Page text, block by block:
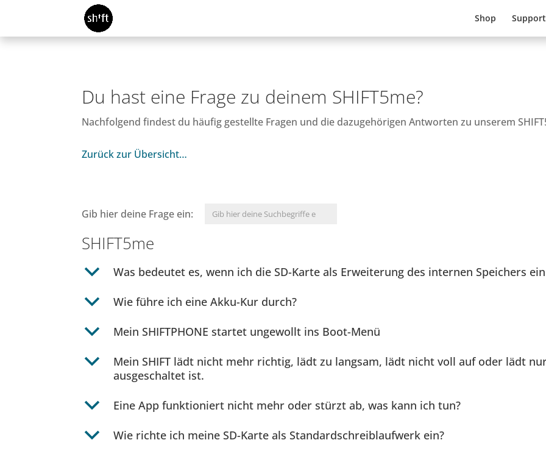
Shop Support
Du hast eine Frage zu deinem SHIFT5me?
Nachfolgend findest du häufig gestellte Fragen und die dazugehörigen Antworten zu unserem
Zurück zur Übersicht…
Gib hier deine Frage ein:
SHIFT5me
b Was bedeutet es, wenn ich die SD-Karte als Erweiterung des internen Speichers
b Wie führe ich eine Akku-Kur durch?
b Mein SHIFTPHONE startet ungewollt ins Boot-Menü
b
Mein SHIFT lädt nicht mehr richtig, lädt zu langsam, lädt nicht voll auf oder lädt
ausgeschaltet ist.
b Eine App funktioniert nicht mehr oder stürzt ab, was kann ich tun?
b Wie richte ich meine SD-Karte als Standardschreiblaufwerk ein?